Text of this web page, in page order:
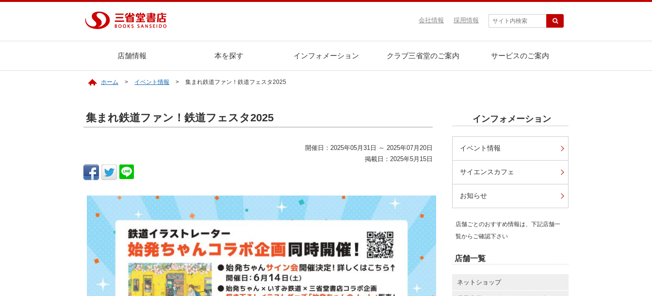
採用情報
会社情報
店舗情報 本を探す インフォメーション クラブ三省堂のご案内 サービスのご案内
ホーム イベント情報 集まれ鉄道ファン！鉄道フェスタ2025
集まれ鉄道ファン！鉄道フェスタ2025
開催日：2025年05月31日 ～ 2025年07月20日
掲載日：2025年5月15日
インフォメーション
イベント情報
サイエンスカフェ
お知らせ
店舗ごとのおすすめ情報は、下記店舗一
覧からご確認下さい
店舗一覧
ネットショップ